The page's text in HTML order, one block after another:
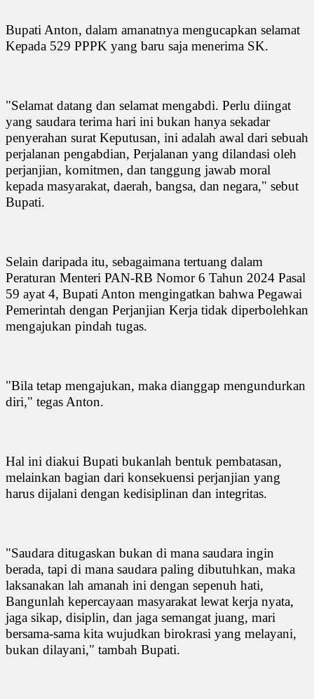
Bupati Anton, dalam amanatnya mengucapkan selamat
Kepada 529 PPPK yang baru saja menerima SK.
"Selamat datang dan selamat mengabdi. Perlu diingat
yang saudara terima hari ini bukan hanya sekadar
penyerahan surat Keputusan, ini adalah awal dari sebuah
perjalanan pengabdian, Perjalanan yang dilandasi oleh
perjanjian, komitmen, dan tanggung jawab moral
kepada masyarakat, daerah, bangsa, dan negara," sebut
Bupati.
Selain daripada itu, sebagaimana tertuang dalam
Peraturan Menteri PAN-RB Nomor 6 Tahun 2024 Pasal
59 ayat 4, Bupati Anton mengingatkan bahwa Pegawai
Pemerintah dengan Perjanjian Kerja tidak diperbolehkan
mengajukan pindah tugas.
"Bila tetap mengajukan, maka dianggap mengundurkan
diri," tegas Anton.
Hal ini diakui Bupati bukanlah bentuk pembatasan,
melainkan bagian dari konsekuensi perjanjian yang
harus dijalani dengan kedisiplinan dan integritas.
"Saudara ditugaskan bukan di mana saudara ingin
berada, tapi di mana saudara paling dibutuhkan, maka
laksanakan lah amanah ini dengan sepenuh hati,
Bangunlah kepercayaan masyarakat lewat kerja nyata,
jaga sikap, disiplin, dan jaga semangat juang, mari
bersama-sama kita wujudkan birokrasi yang melayani,
bukan dilayani," tambah Bupati.